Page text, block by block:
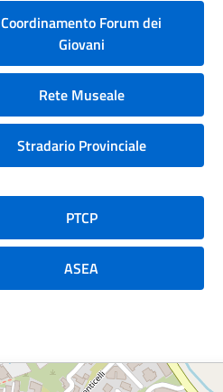
Coordinamento Forum dei
Giovani
Rete Museale
Stradario Provinciale
PTCP
ASEA